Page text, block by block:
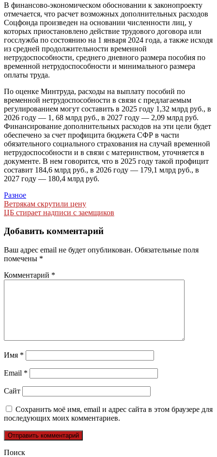
В финансово-экономическом обосновании к законопроекту
отмечается, что расчет возможных дополнительных расходов
Соцфонда произведен на основании численности лиц, у
которых приостановлено действие трудового договора или
госслужба по состоянию на 1 января 2024 года, а также исходя
из средней продолжительности временной
нетрудоспособности, среднего дневного размера пособия по
временной нетрудоспособности и минимального размера
оплаты труда.
По оценке Минтруда, расходы на выплату пособий по
временной нетрудоспособности в связи с предлагаемым
регулированием могут составить в 2025 году 1,32 млрд руб., в
2026 году — 1, 68 млрд руб., в 2027 году — 2,09 млрд руб.
Финансирование дополнительных расходов на эти цели будет
обеспечено за счет профицита бюджета СФР в части
обязательного социального страхования на случай временной
нетрудоспособности и в связи с материнством, уточняется в
документе. В нем говорится, что в 2025 году такой профицит
составит 184,6 млрд руб., в 2026 году — 179,1 млрд руб., в
2027 году — 180,4 млрд руб.
Разное
Навигация
по
записям
Ветрякам скрутили цену
ЦБ стирает надписи с заемщиков
Добавить комментарий
Ваш адрес email не будет опубликован. Обязательные поля
помечены *
Комментарий *
Имя *
Email *
Сайт
Сохранить моё имя, email и адрес сайта в этом браузере для
последующих моих комментариев.
Поиск